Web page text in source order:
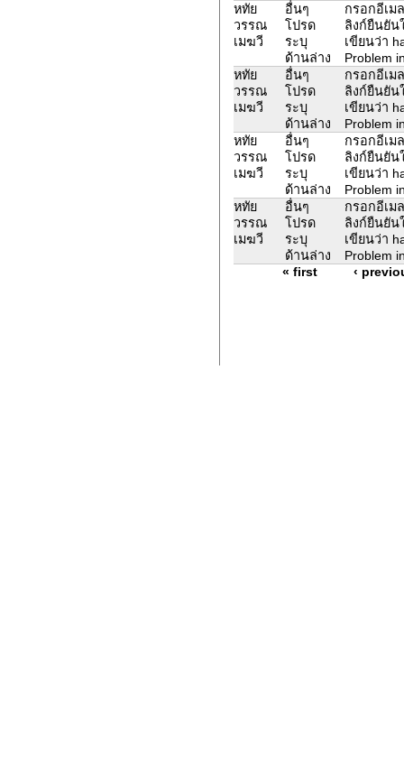
หทัย
วรรณ
เมฆวี
อื่นๆ
โปรด
ระบุ
ด้านล่าง
กรอกอีเม
ลิงก์ยืนยัน
เขียนว่า
Problem
หทัย
วรรณ
เมฆวี
อื่นๆ
โปรด
ระบุ
ด้านล่าง
กรอกอีเม
ลิงก์ยืนยัน
เขียนว่า
Problem
หทัย
วรรณ
เมฆวี
อื่นๆ
โปรด
ระบุ
ด้านล่าง
กรอกอีเม
ลิงก์ยืนยัน
เขียนว่า
Problem
หทัย
วรรณ
เมฆวี
อื่นๆ
โปรด
ระบุ
ด้านล่าง
กรอกอีเม
ลิงก์ยืนยัน
เขียนว่า
Problem
« first
‹